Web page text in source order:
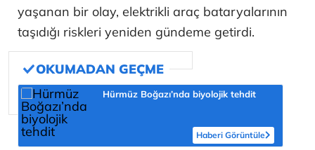
yaşanan bir olay, elektrikli araç bataryalarının
taşıdığı riskleri yeniden gündeme getirdi.
Hürmüz Boğazı’nda biyolojik tehdit
Haberi Görüntüle